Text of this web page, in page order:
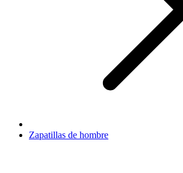
Zapatillas de hombre